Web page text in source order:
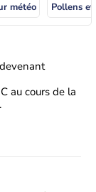
météo Pollens
au cours de la